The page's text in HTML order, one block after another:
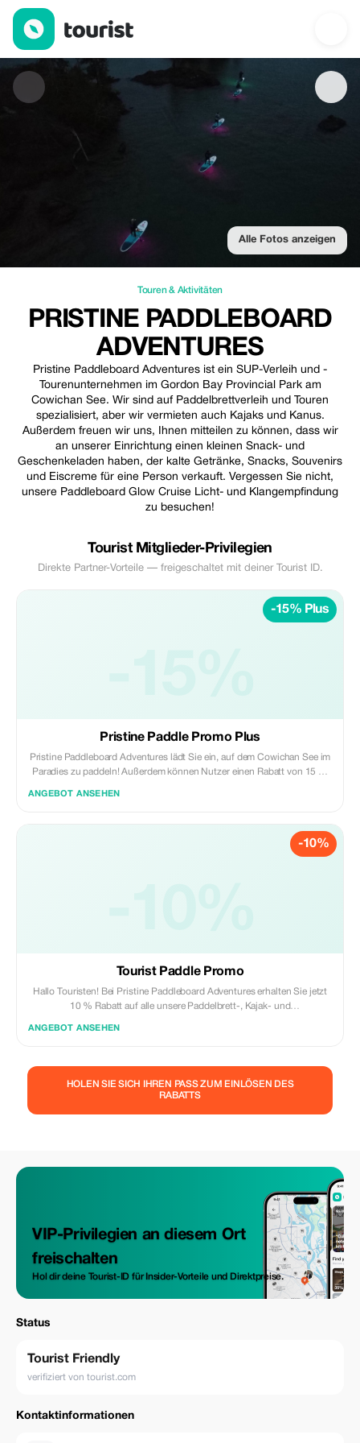
Pristine Paddleboard Adventures — Touren & Aktivitäten | Up
Alle Fotos anzeigen
Touren & Aktivitäten
PRISTINE PADDLEBOARD
ADVENTURES
Pristine Paddleboard Adventures ist ein SUP-Verleih und -
Tourenunternehmen im Gordon Bay Provincial Park am
Cowichan See. Wir sind auf Paddelbrettverleih und Touren
spezialisiert, aber wir vermieten auch Kajaks und Kanus.
Außerdem freuen wir uns, Ihnen mitteilen zu können, dass wir
an unserer Einrichtung einen kleinen Snack- und
Geschenkeladen haben, der kalte Getränke, Snacks, Souvenirs
und Eiscreme für eine Person verkauft. Vergessen Sie nicht,
unsere Paddleboard Glow Cruise Licht- und Klangempfindung
zu besuchen!
Tourist Mitglieder-Privilegien
Direkte Partner-Vorteile — freigeschaltet mit deiner Tourist ID.
-15% Plus
Pristine Paddle Promo Plus
Pristine Paddleboard Adventures lädt Sie ein, auf dem Cowichan See im
Paradies zu paddeln! Außerdem können Nutzer einen Rabatt von 15 %
Gordon sowie unsere Erlebnisfahrt mit Licht und Klang an, bei denen
Plus-Nutzer ebenfalls 15 % Rabatt genießen können! Zudem haben wir
kalte Getränke, Eiscreme, Snacks, Souvenirs und alles, was Sie für ein
ANGEBOT ANSEHEN
-10%
Tourist Paddle Promo
Hallo Touristen! Bei Pristine Paddleboard Adventures erhalten Sie jetzt
10 % Rabatt auf alle unsere Paddelbrett-, Kajak- und
ANGEBOT ANSEHEN
HOLEN SIE SICH IHREN PASS ZUM EINLÖSEN DES
RABATTS
VIP-Privilegien an diesem Ort
freischalten
Hol dir deine Tourist-ID für Insider-Vorteile und Direktpreise.
Status
Tourist Friendly
verifiziert von tourist.com
Kontaktinformationen